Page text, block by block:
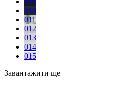
010
011
012
013
014
015
Завантажити ще